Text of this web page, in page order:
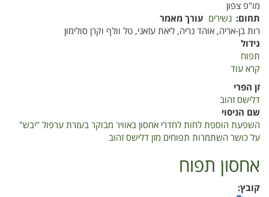
מו"פ צפון
תחום נשירים עורך מאמר
רות בן-אריה, אוהד נריה, ליאת עזאני, טל וולף וקרן סולימון
גידול
תפוח
קרא עוד
לחות
לחדרי
אחסון
באוויר
בעזרת
זן הפרי
דלישס זהוב
שם הניסוי
השפעת הוספת לחות לחדרי אחסון באוויר מבוקר בעזרת ערפול "יבש"
על כושר השתמרות תפוחים מזן דלישס זהוב
אחסון תפוח
קובץ